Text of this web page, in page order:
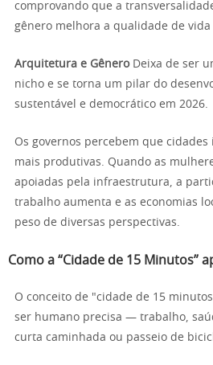
comprovando que a
gênero melhora a qualidade de vida
Arquitetura e GêneroDeixa de ser
nicho e se torna um pilar do
sustentável e democrático em 2026.
Os governos percebem que cidades
mais produtivas. Quando as
apoiadas pela infraestrutura, a
trabalho aumenta e as economias
peso de diversas perspectivas.
Como a “Cidade de 15 Minutos”
O conceito de "cidade de 15
ser humano precisa — trabalho,
curta caminhada ou passeio de